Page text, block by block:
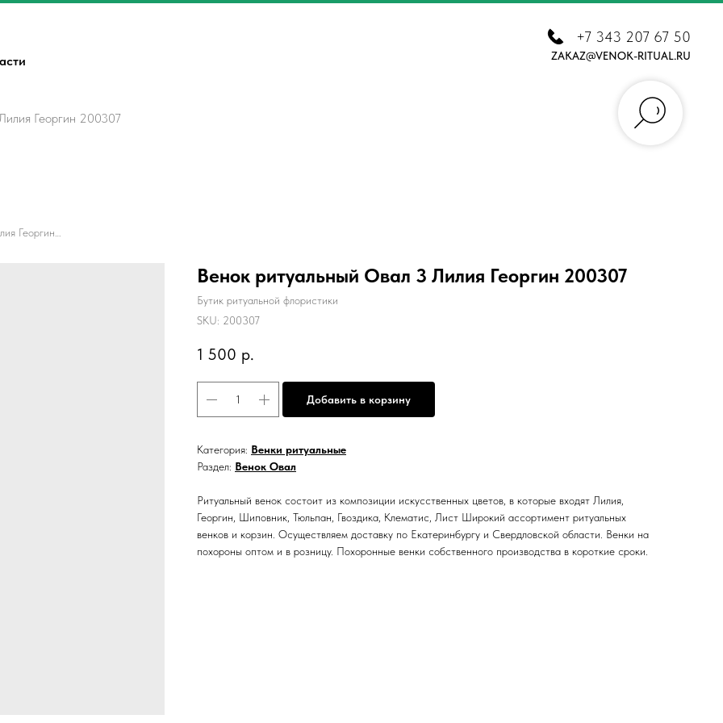
+7 343 207 67 50
ZAKAZ@VENOK-RITUAL.RU
Георгин 200307
Венок ритуальный Овал 3 Лилия Георгин 200307
Бутик ритуальной флористики
SKU: 200307
1 500 р.
Добавить в корзину
Категория: Венки ритуальные
Раздел: Венок Овал
Ритуальный венок состоит из композиции искусственных цветов, в которые входят Лилия,
Георгин, Шиповник, Тюльпан, Гвоздика, Клематис, Лист Широкий ассортимент ритуальных
венков и корзин. Осуществляем доставку по Екатеринбургу и Свердловской области. Венки на
похороны оптом и в розницу. Похоронные венки собственного производства в короткие сроки.